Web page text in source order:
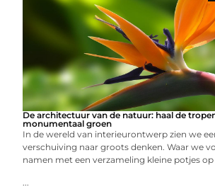
De architectuur van de natuur: haal de
monumentaal groen
In de wereld van interieurontwerp zien we
verschuiving naar groots denken. Waar we
namen met een verzameling kleine potjes op
...